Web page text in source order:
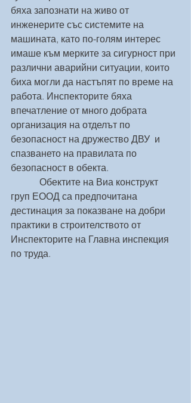
бяха запознати на живо от
инженерите със системите на
машината, като по-голям интерес
имаше към мерките за сигурност при
различни аварийни ситуации, които
биха могли да настъпят по време на
работа. Инспекторите бяха
впечатление от много добрата
организация на отделът по
безопасност на дружество ДВУ  и
спазването на правилата по
безопасност в обекта.
груп ЕООД са предпочитана
дестинация за показване на добри
практики в строителството от
Инспекторите на Главна инспекция
по труда.